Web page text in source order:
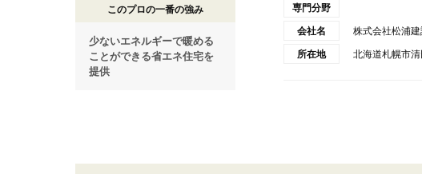
このプロの一番の強み
少ないエネルギーで暖める
ことができる省エネ住宅を
提供
専門分野
会社名 株式会社松浦
所在地 北海道札幌市